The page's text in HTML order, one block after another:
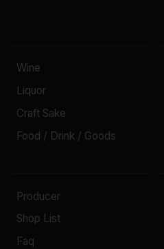
Wine
Liquor
Craft Sake
Food / Drink / Goods
Producer
Shop List
Faq